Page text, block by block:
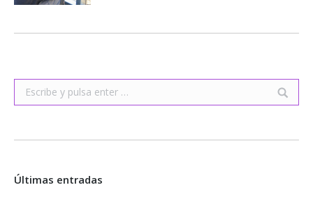
Buscar:
Últimas entradas